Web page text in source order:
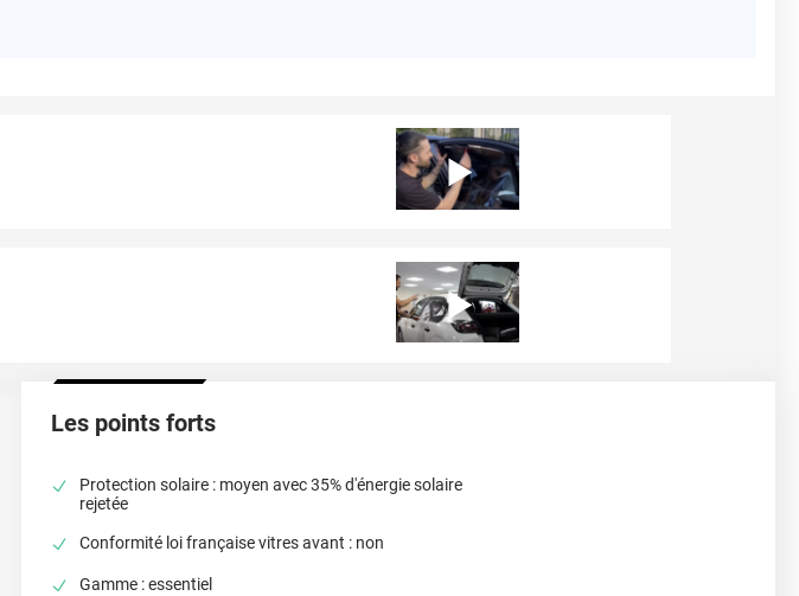
Les points forts
Protection solaire : moyen avec 35% d'énergie solaire
rejetée
Conformité loi française vitres avant : non
Gamme : essentiel